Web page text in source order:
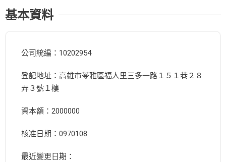
基本資料
公司統編：10202954
登記地址：高雄市苓雅區福人里三多一路１５１巷２８
弄３號１樓
資本額：2000000
核准日期：0970108
最近變更日期：